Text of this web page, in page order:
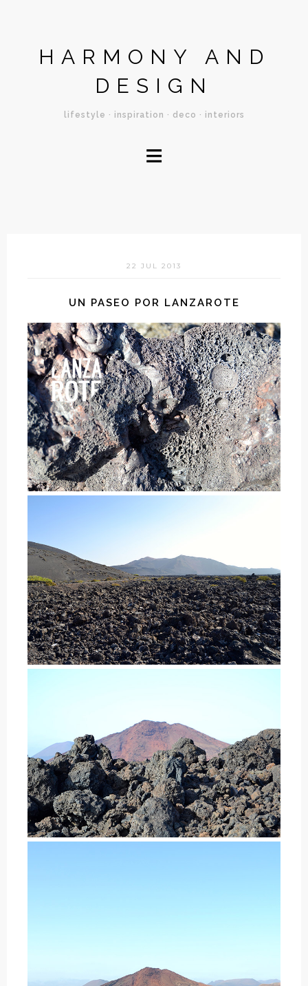
HARMONY AND
DESIGN
lifestyle · inspiration · deco · interiors
≡
22 JUL 2013
UN PASEO POR LANZAROTE